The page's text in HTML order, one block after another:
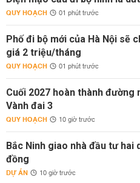
QUY HOẠCH 01 phút trước
Phố đi bộ mới của Hà Nội sẽ
giá 2 triệu/tháng
QUY HOẠCH 01 phút trước
Cuối 2027 hoàn thành đường
Vành đai 3
QUY HOẠCH 10 giờ trước
Bắc Ninh giao nhà đầu tư hai
đồng
DỰ ÁN 10 giờ trước